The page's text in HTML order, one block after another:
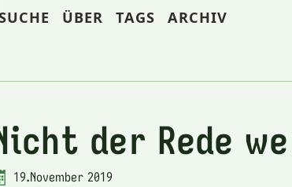
ÜBER TAGS ARCHIV
der Rede
19.November 2019